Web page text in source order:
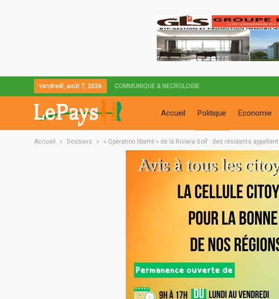
vendredi, août 7, 2026 COMMUNIQUE & NECROLOGIE
Accueil Politique Economie
Accueil Dossiers « Opération liberté » de la Riviera Golf : des résidents